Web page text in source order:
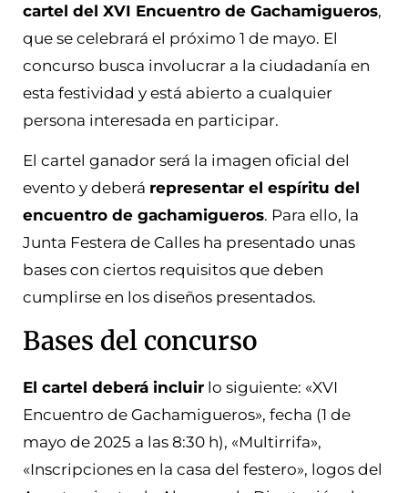
cartel del XVI Encuentro de Gachamigueros,
que se celebrará el próximo 1 de mayo. El
concurso busca involucrar a la ciudadanía en
esta festividad y está abierto a cualquier
persona interesada en participar.
El cartel ganador será la imagen oficial del
evento y deberá representar el espíritu del
encuentro de gachamigueros. Para ello, la
Junta Festera de Calles ha presentado unas
bases con ciertos requisitos que deben
cumplirse en los diseños presentados.
Bases del concurso
El cartel deberá incluir lo siguiente: «XVI
Encuentro de Gachamigueros», fecha (1 de
mayo de 2025 a las 8:30 h), «Multirrifa»,
«Inscripciones en la casa del festero», logos del